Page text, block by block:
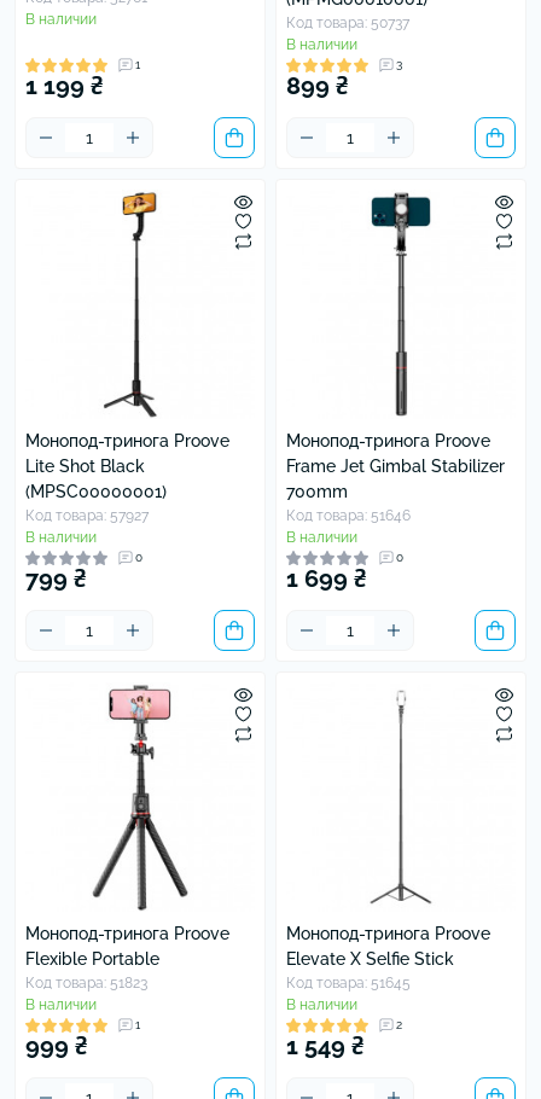
В наличии
1
1 199 ₴
Код товара: 50737
В наличии
3
899 ₴
Монопод-тринога Proove
Lite Shot Black
(MPSC00000001)
Код товара: 57927
В наличии
0
799 ₴
Монопод-тринога Proove
Frame Jet Gimbal Stabilizer
700mm
Код товара: 51646
В наличии
0
1 699 ₴
Монопод-тринога Proove
Flexible Portable
Код товара: 51823
В наличии
1
999 ₴
Монопод-тринога Proove
Elevate X Selfie Stick
Код товара: 51645
В наличии
2
1 549 ₴